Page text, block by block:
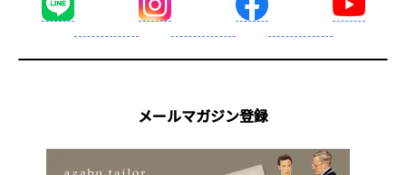
メールマガジン登録